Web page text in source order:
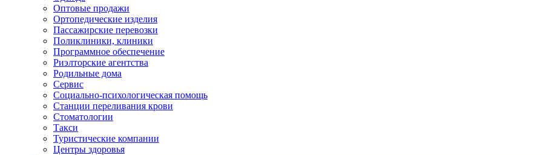
Оптовые продажи
Ортопедические изделия
Пассажирские перевозки
Поликлиники, клиники
Программное обеспечение
Риэлторские агентства
Родильные дома
Сервис
Социально-психологическая помощь
Станции переливания крови
Стоматологии
Такси
Туристические компании
Центры здоровья